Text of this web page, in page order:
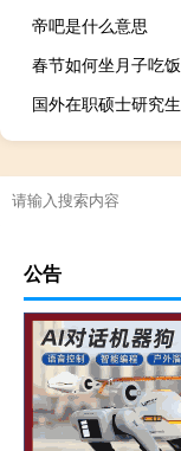
帝吧是什么意思
春节如何坐月子吃饭
公告